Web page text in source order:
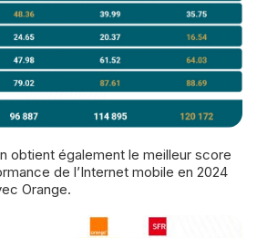
de l’Internet mobile en 2024
Orange.